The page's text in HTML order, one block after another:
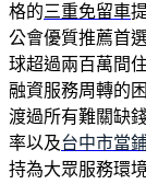
格的三重免留車
公會優質推薦首
球超過兩百萬間
融資服務周轉的
渡過所有難關缺
率以及台中市當
持為大眾服務環